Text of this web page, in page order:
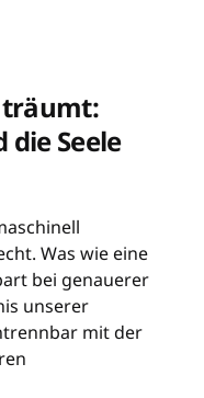
träumt:
Seele
Was wie eine
bei genauerer
unserer
mit der